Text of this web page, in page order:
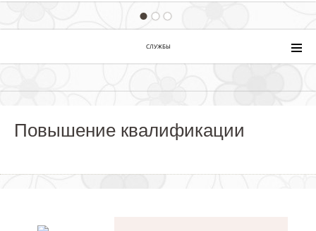
СЛУЖБЫ
Повышение квалификации